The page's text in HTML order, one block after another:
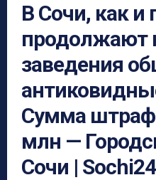
В Сочи, как и
продолжают
заведения
Сумма
млн —
Сочи |